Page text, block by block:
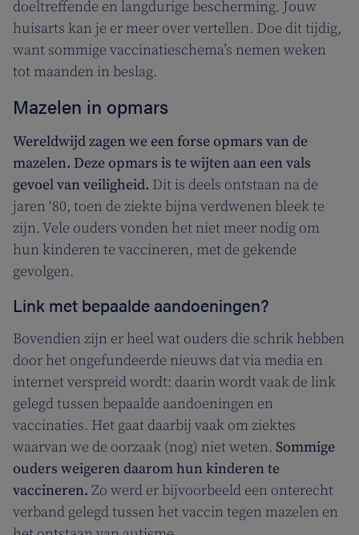
doeltreffende en langdurige bescherming. Jouw
huisarts kan je er meer over vertellen. Doe dit tijdig,
want sommige vaccinatieschema’s nemen weken
tot maanden in beslag.
Mazelen in opmars
Wereldwijd zagen we een forse opmars van de
mazelen. Deze opmars is te wijten aan een vals
gevoel van veiligheid. Dit is deels ontstaan na de
jaren ‘80, toen de ziekte bijna verdwenen bleek te
zijn. Vele ouders vonden het niet meer nodig om
hun kinderen te vaccineren, met de gekende
gevolgen.
Link met bepaalde aandoeningen?
Bovendien zijn er heel wat ouders die schrik hebben
door het ongefundeerde nieuws dat via media en
internet verspreid wordt: daarin wordt vaak de link
gelegd tussen bepaalde aandoeningen en
vaccinaties. Het gaat daarbij vaak om ziektes
waarvan we de oorzaak (nog) niet weten. Sommige
ouders weigeren daarom hun kinderen te
vaccineren. Zo werd er bijvoorbeeld een onterecht
verband gelegd tussen het vaccin tegen mazelen en